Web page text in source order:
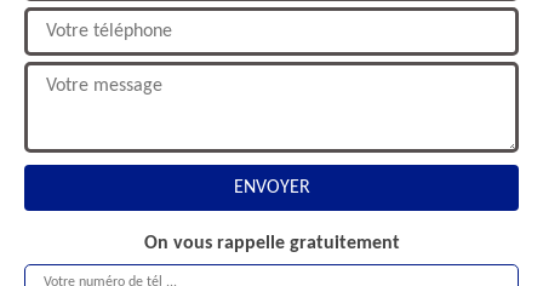
On vous rappelle gratuitement